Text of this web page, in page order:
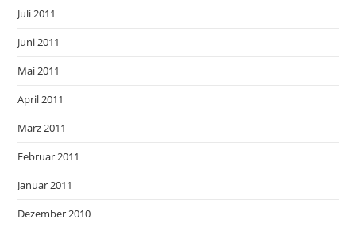
Juli 2011
Juni 2011
Mai 2011
April 2011
März 2011
Februar 2011
Januar 2011
Dezember 2010